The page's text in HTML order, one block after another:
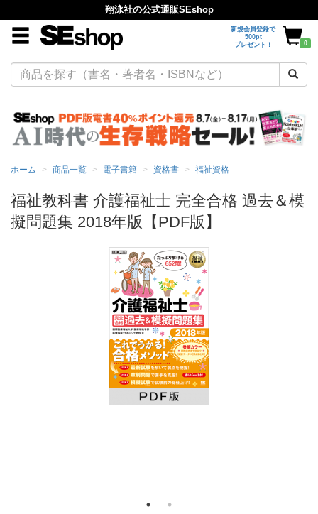
翔泳社の公式通販SEshop
新規会員登録で
500pt
プレゼント！
0
ホーム 商品一覧 電子書籍 資格書 福祉資格
福祉教科書 介護福祉士 完全合格 過去＆模
擬問題集 2018年版【PDF版】